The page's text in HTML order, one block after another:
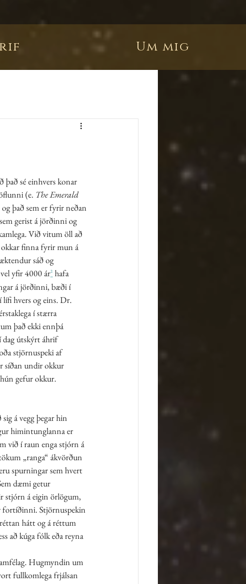
Um mig
það sé einhvers konar
(e. The Emerald
það sem er fyrir neðan
gerist á jörðinni og
Við vitum öll að
finna fyrir mun á
sáð og
yfir 4000 ár² hafa
á jörðinni, bæði í
lífi hvers og eins. Dr.
í stærra
það ekki ennþá
dag útskýrt áhrif
stjörnuspeki af
síðan undir okkur
gefur okkur.
á vegg þegar hin
himintunglanna er
við í raun enga stjórn á
„ranga“ ákvörðun
spurningar sem hvert
dæmi getur
stjórn á eigin örlögum,
fortíðinni. Stjörnuspekin
hátt og á réttum
að kúga fólk eða reyna
Hugmyndin um
fullkomlega frjálsan